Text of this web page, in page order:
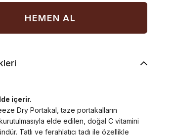
içerir.
Dry Portakal, taze portakalların
elde edilen, doğal C vitamini
Tatlı ve ferahlatıcı tadı ile özellikle